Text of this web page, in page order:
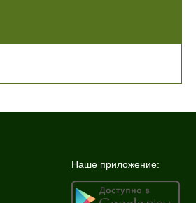
Наше приложение: